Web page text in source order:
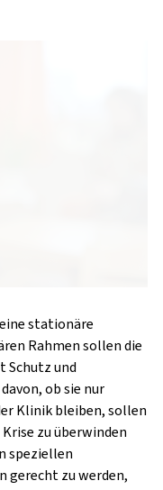
stationäre
Rahmen sollen die
Schutz und
ob sie nur
Klinik bleiben, sollen
zu überwinden
speziellen
gerecht zu werden,